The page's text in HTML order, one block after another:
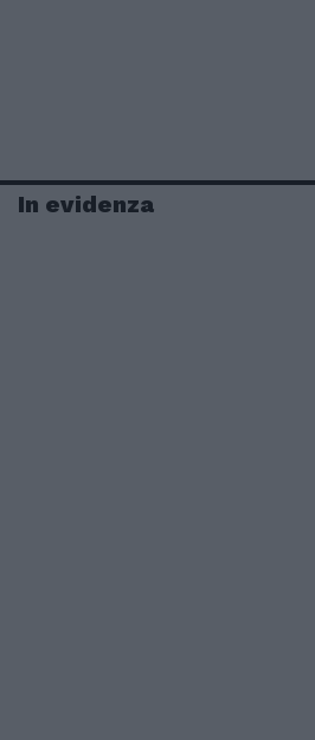
In evidenza